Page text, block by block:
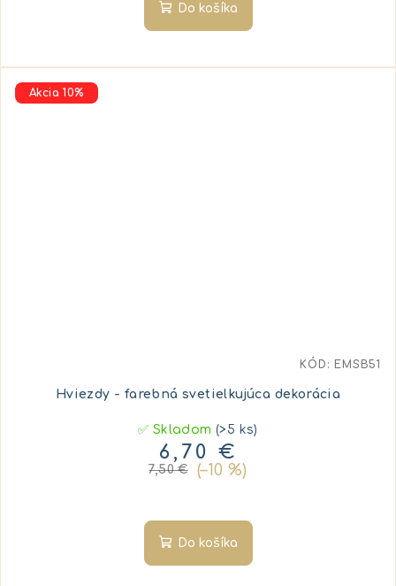
Do košíka
Akcia 10%
Hviezdy - farebná svetielkujúca dekorácia
✅ Skladom(>5 ks)
6,70 €
7,50 € (–10 %)
Do košíka
KÓD: EMSB51